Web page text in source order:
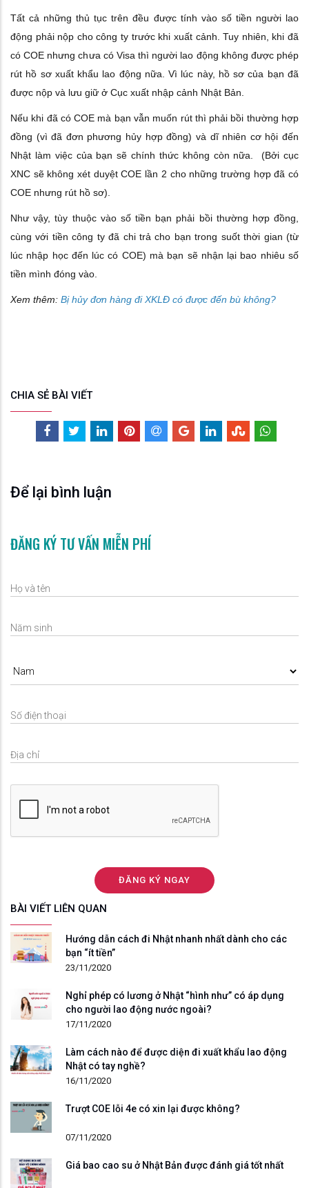
Tất cả những thủ tục trên đều được tính vào số tiền người lao
động phải nộp cho công ty trước khi xuất cảnh. Tuy nhiên, khi đã
có COE nhưng chưa có Visa thì người lao động không được phép
rút hồ sơ xuất khẩu lao động nữa. Vì lúc này, hồ sơ của bạn đã
được nộp và lưu giữ ở Cục xuất nhập cảnh Nhật Bản.
Nếu khi đã có COE mà bạn vẫn muốn rút thì phải bồi thường hợp
đồng (vì đã đơn phương hủy hợp đồng) và dĩ nhiên cơ hội đến
Nhật làm việc của bạn sẽ chính thức không còn nữa. (Bởi cục
XNC sẽ không xét duyệt COE lần 2 cho những trường hợp đã có
COE nhưng rút hồ sơ).
Như vậy, tùy thuộc vào số tiền bạn phải bồi thường hợp đồng,
cùng với tiền công ty đã chi trả cho bạn trong suốt thời gian (từ
lúc nhập học đến lúc có COE) mà bạn sẽ nhận lại bao nhiêu số
tiền mình đóng vào.
Xem thêm: Bị hủy đơn hàng đi XKLĐ có được đến bù không?
CHIA SẺ BÀI VIẾT
Để lại bình luận
ĐĂNG KÝ TƯ VẤN MIỄN PHÍ
BÀI VIẾT LIÊN QUAN
Hướng dẫn cách đi Nhật nhanh nhất dành cho các
bạn “ít tiền”
23/11/2020
Nghỉ phép có lương ở Nhật “hình như” có áp dụng
cho người lao động nước ngoài?
17/11/2020
Làm cách nào để được diện đi xuất khẩu lao động
Nhật có tay nghề?
16/11/2020
Trượt COE lỗi 4e có xin lại được không?
07/11/2020
Giá bao cao su ở Nhật Bản được đánh giá tốt nhất